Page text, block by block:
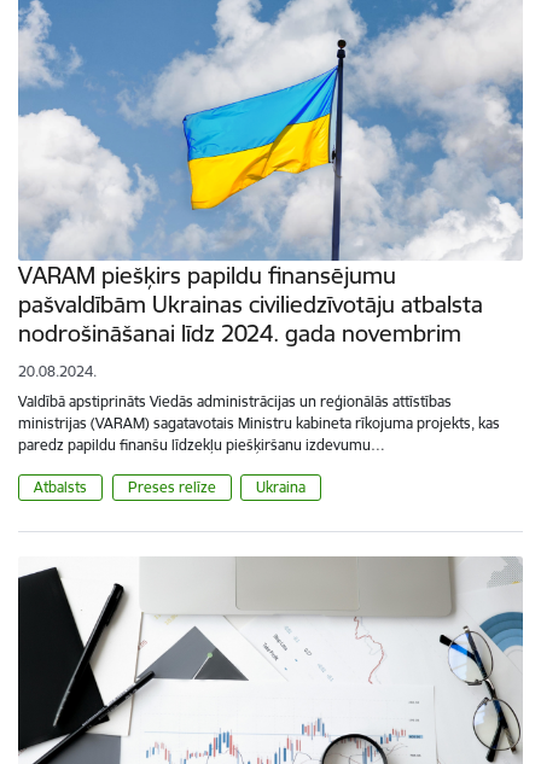
VARAM piešķirs papildu finansējumu
pašvaldībām Ukrainas civiliedzīvotāju atbalsta
nodrošināšanai līdz 2024. gada novembrim
20.08.2024.
Valdībā apstiprināts Viedās administrācijas un reģionālās attīstības
ministrijas (VARAM) sagatavotais Ministru kabineta rīkojuma projekts, kas
paredz papildu finanšu līdzekļu piešķiršanu izdevumu…
Atbalsts Preses relīze Ukraina